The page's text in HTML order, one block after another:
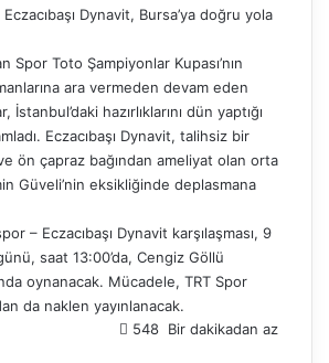
Dynavit, Bursa’ya doğru yola
Spor Toto Şampiyonlar Kupası’nın
ara vermeden devam eden
İstanbul’daki hazırlıklarını dün yaptığı
Eczacıbaşı Dynavit, talihsiz bir
ön çapraz bağından ameliyat olan orta
Güveli’nin eksikliğinde deplasmana
– Eczacıbaşı Dynavit karşılaşması, 9
saat 13:00’da, Cengiz Göllü
oynanacak. Mücadele, TRT Spor
da naklen yayınlanacak.
548 Bir dakikadan az